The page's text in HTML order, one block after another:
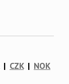
| CZK| NOK